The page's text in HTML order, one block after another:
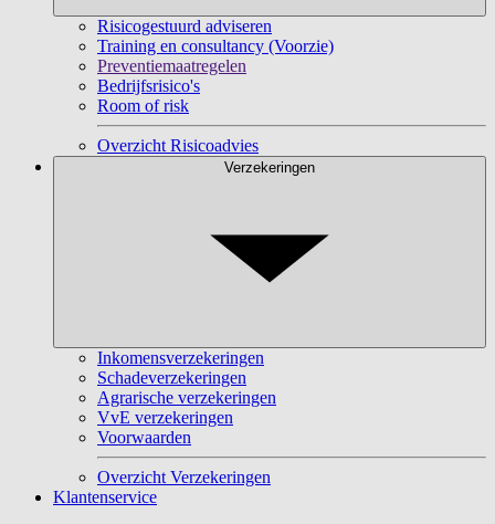
Risicogestuurd adviseren
Training en consultancy (Voorzie)
Preventiemaatregelen
Bedrijfsrisico's
Room of risk
Overzicht Risicoadvies
Verzekeringen
Inkomensverzekeringen
Schadeverzekeringen
Agrarische verzekeringen
VvE verzekeringen
Voorwaarden
Overzicht Verzekeringen
Klantenservice